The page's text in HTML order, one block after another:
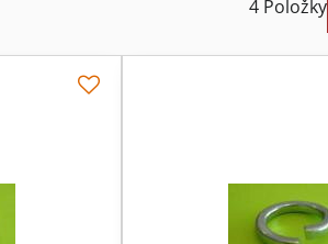
4 Položky